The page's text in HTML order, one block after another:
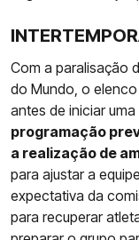
Com a paralisação
do Mundo, o
antes de iniciar
programação
a realização de
para ajustar a
expectativa da
para recuperar